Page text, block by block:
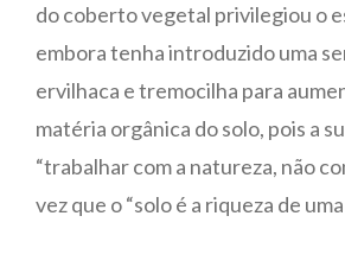
do coberto vegetal privilegiou o
embora tenha introduzido uma
ervilhaca e tremocilha para
matéria orgânica do solo, pois a
“trabalhar com a natureza, não
vez que o “solo é a riqueza de uma